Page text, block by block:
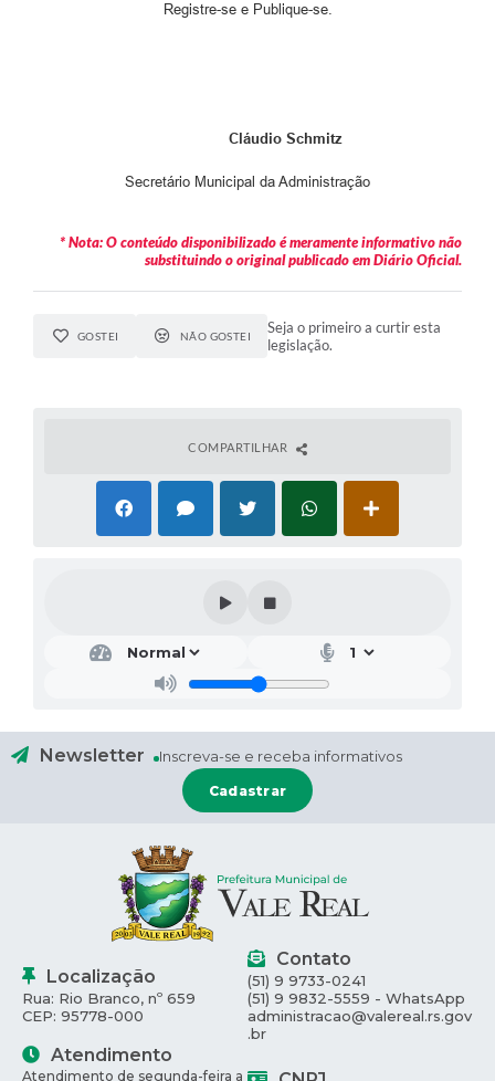
Registre-se e Publique-se.
Cláudio Schmitz
Secretário Municipal da Administração
* Nota: O conteúdo disponibilizado é meramente informativo não
substituindo o original publicado em Diário Oficial.
GOSTEI NÃO GOSTEI
Seja o primeiro a curtir esta
legislação.
COMPARTILHAR
Newsletter Inscreva-se e receba informativos
Cadastrar
Localização
Rua: Rio Branco, nº 659
CEP: 95778-000
Contato
(51) 9 9733-0241
(51) 9 9832-5559 - WhatsApp
administracao@valereal.rs.gov
.br
Atendimento
Atendimento de segunda-feira a